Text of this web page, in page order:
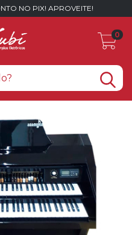
NO PIX! APROVEITE!
0